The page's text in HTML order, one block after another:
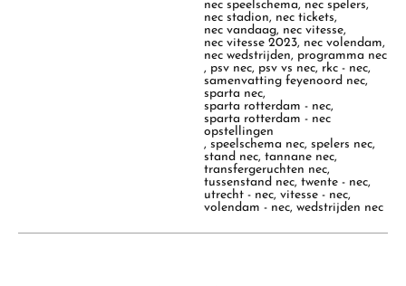
nec speelschema, nec spelers,
nec stadion, nec tickets,
nec vandaag, nec vitesse,
nec vitesse 2023, nec volendam,
nec wedstrijden, programma nec
, psv nec, psv vs nec, rkc - nec,
samenvatting feyenoord nec,
sparta nec,
sparta rotterdam - nec,
sparta rotterdam - nec
opstellingen
, speelschema nec, spelers nec,
stand nec, tannane nec,
transfergeruchten nec,
tussenstand nec, twente - nec,
utrecht - nec, vitesse - nec,
volendam - nec, wedstrijden nec